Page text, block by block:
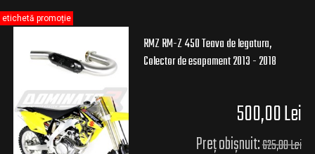
RMZ RM-Z 450 Teava de legatura,
Colector de esapament 2013 - 2018
500,00 Lei
Preț obișnuit:625,00 Lei
etichetă promoție